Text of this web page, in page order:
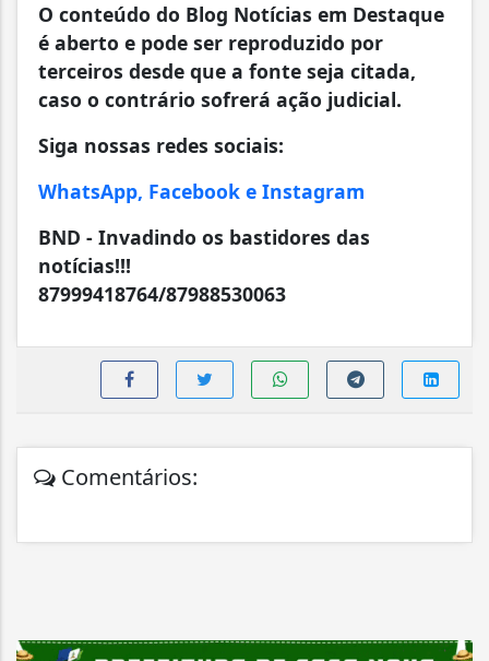
O conteúdo do Blog Notícias em Destaque
é aberto e pode ser reproduzido por
terceiros desde que a fonte seja citada,
caso o contrário sofrerá ação judicial.
Siga nossas redes sociais:
WhatsApp, Facebook e Instagram
BND - Invadindo os bastidores das
notícias!!!
87999418764/87988530063
Comentários: